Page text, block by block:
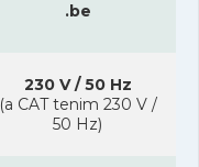
.be
230 V / 50 Hz
(a CAT tenim 230 V /
50 Hz)